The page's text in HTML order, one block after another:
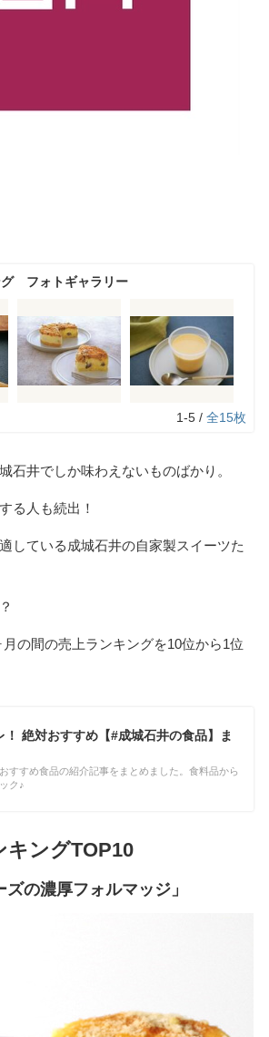
グ フォトギャラリー
1-5 / 全15枚
石井でしか味わえないものばかり。
る人も続出！
している成城石井の自家製スイーツた
の間の売上ランキングを10位から1位
！ 絶対おすすめ【#成城石井の食品】ま
すすめ食品の紹介記事をまとめました。食料品から
ク♪
キングTOP10
の濃厚フォルマッジ」